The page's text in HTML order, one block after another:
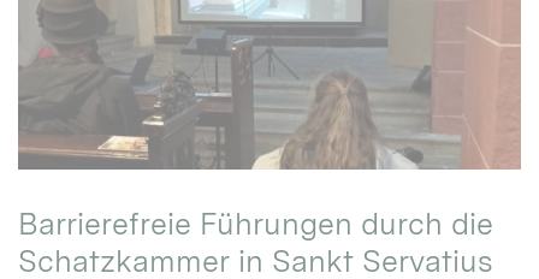
Barrierefreie Führungen durch die
Schatzkammer in Sankt Servatius